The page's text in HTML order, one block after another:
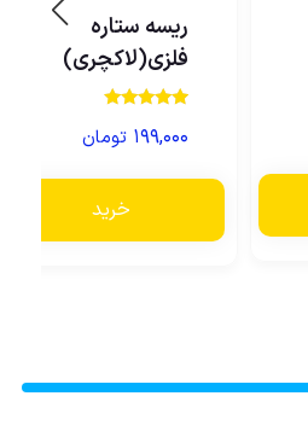
ریسه ستاره
فلزی(لاکچری)
5.00
۱۹۹,۰۰۰ تومان
خرید